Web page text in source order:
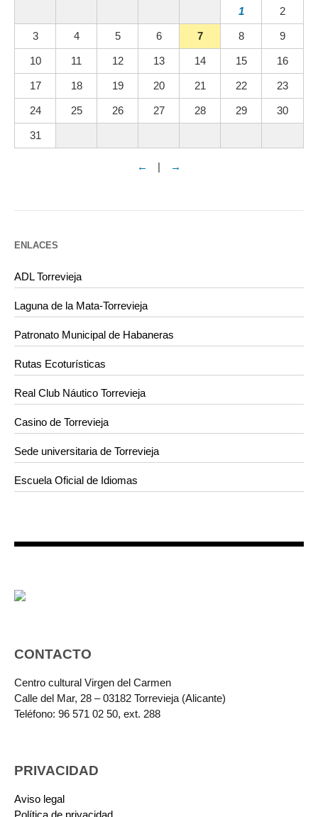
1 2
3 4 5 6 7 8 9
10 11 12 13 14 15 16
17 18 19 20 21 22 23
24 25 26 27 28 29 30
31
← | →
ENLACES
ADL Torrevieja
Laguna de la Mata-Torrevieja
Patronato Municipal de Habaneras
Rutas Ecoturísticas
Real Club Náutico Torrevieja
Casino de Torrevieja
Sede universitaria de Torrevieja
Escuela Oficial de Idiomas
CONTACTO
Centro cultural Virgen del Carmen
Calle del Mar, 28 – 03182 Torrevieja (Alicante)
Teléfono: 96 571 02 50, ext. 288
PRIVACIDAD
Aviso legal